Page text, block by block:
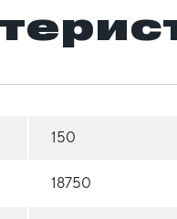
150
18750